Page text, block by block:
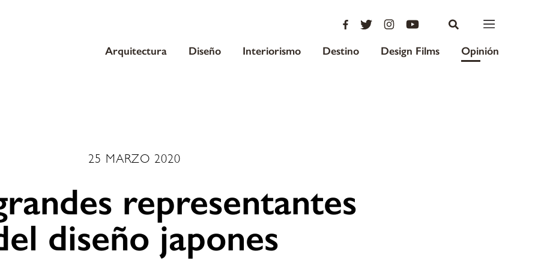
Arquitectura Diseño Interiorismo Destino Design Films Opinión
25 MARZO 2020
representantes
diseño japones